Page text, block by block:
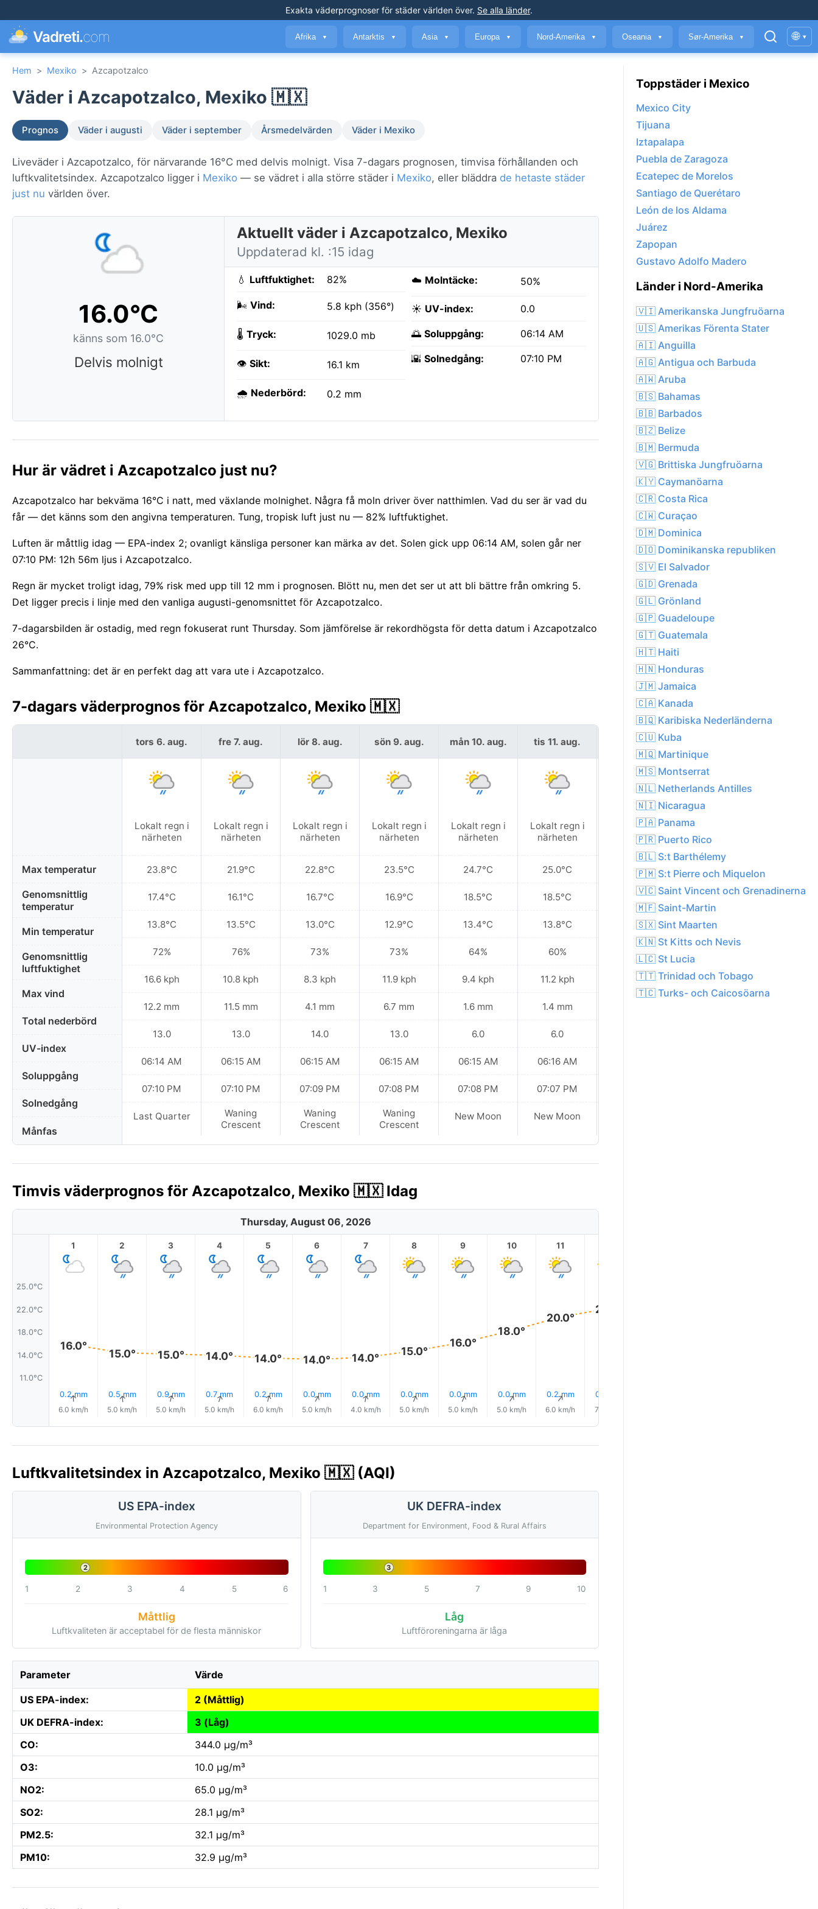
Exakta väderprognoser för städer världen över. Se alla länder.
Vadreti.com Afrika ▼ Antarktis ▼ Asia ▼ Europa ▼ Nord-Amerika ▼ Oseania ▼ Sør-Amerika ▼ 🌐 ▾
Hem > Mexiko > Azcapotzalco
Väder i Azcapotzalco, Mexiko 🇲🇽
Prognos Väder i augusti Väder i september Årsmedelvärden Väder i Mexiko
Liveväder i Azcapotzalco, för närvarande 16°C med delvis molnigt. Visa 7-dagars prognosen, timvisa förhållanden och
luftkvalitetsindex. Azcapotzalco ligger i Mexiko — se vädret i alla större städer i Mexiko, eller bläddra de hetaste städer
just nu världen över.
16.0°C
känns som 16.0°C
Delvis molnigt
Aktuellt väder i Azcapotzalco, Mexiko
Uppdaterad kl. :15 idag
💧 Luftfuktighet: 82%
🌬️ Vind: 5.8 kph (356°)
🌡️ Tryck: 1029.0 mb
👁️ Sikt: 16.1 km
🌧️ Nederbörd: 0.2 mm
☁️ Molntäcke: 50%
☀️ UV-index: 0.0
🌅 Soluppgång: 06:14 AM
🌇 Solnedgång: 07:10 PM
Hur är vädret i Azcapotzalco just nu?
Azcapotzalco har bekväma 16°C i natt, med växlande molnighet. Några få moln driver över natthimlen. Vad du ser är vad du
får — det känns som den angivna temperaturen. Tung, tropisk luft just nu — 82% luftfuktighet.
Luften är måttlig idag — EPA-index 2; ovanligt känsliga personer kan märka av det. Solen gick upp 06:14 AM, solen går ner
07:10 PM: 12h 56m ljus i Azcapotzalco.
Regn är mycket troligt idag, 79% risk med upp till 12 mm i prognosen. Blött nu, men det ser ut att bli bättre från omkring 5.
Det ligger precis i linje med den vanliga augusti-genomsnittet för Azcapotzalco.
7-dagarsbilden är ostadig, med regn fokuserat runt Thursday. Som jämförelse är rekordhögsta för detta datum i Azcapotzalco
26°C.
Sammanfattning: det är en perfekt dag att vara ute i Azcapotzalco.
7-dagars väderprognos för Azcapotzalco, Mexiko 🇲🇽
Max temperatur
Genomsnittlig
temperatur
Min temperatur
Genomsnittlig
luftfuktighet
Max vind
Total nederbörd
UV-index
Soluppgång
Solnedgång
Månfas
tors 6. aug.
Lokalt regn i
närheten
23.8°C
17.4°C
13.8°C
72%
16.6 kph
12.2 mm
13.0
06:14 AM
07:10 PM
Last Quarter
fre 7. aug.
Lokalt regn i
närheten
21.9°C
16.1°C
13.5°C
76%
10.8 kph
11.5 mm
13.0
06:15 AM
07:10 PM
Waning
Crescent
lör 8. aug.
Lokalt regn i
närheten
22.8°C
16.7°C
13.0°C
73%
8.3 kph
4.1 mm
14.0
06:15 AM
07:09 PM
Waning
Crescent
sön 9. aug.
Lokalt regn i
närheten
23.5°C
16.9°C
12.9°C
73%
11.9 kph
6.7 mm
13.0
06:15 AM
07:08 PM
Waning
Crescent
mån 10. aug.
Lokalt regn i
närheten
24.7°C
18.5°C
13.4°C
64%
9.4 kph
1.6 mm
6.0
06:15 AM
07:08 PM
New Moon
tis 11. aug.
Lokalt regn i
närheten
25.0°C
18.5°C
13.8°C
60%
11.2 kph
1.4 mm
6.0
06:16 AM
07:07 PM
New Moon
ons 12. aug.
Lokalt regn i
närheten
24.5°C
18.3°C
13.7°C
62%
14.8 kph
Timvis väderprognos för Azcapotzalco, Mexiko 🇲🇽 Idag
Thursday, August 06, 2026
25.0°C
22.0°C
18.0°C
14.0°C
11.0°C
1
16.0°
0.2 mm
↑
6.0 km/h
2
15.0°
0.5 mm
↑
5.0 km/h
3
15.0°
0.9 mm
↑
5.0 km/h
4
14.0°
0.7 mm
↑
5.0 km/h
5
14.0°
0.2 mm
↑
6.0 km/h
6
14.0°
0.0 mm
↑
5.0 km/h
7
14.0°
0.0 mm
↑
4.0 km/h
8
15.0°
0.0 mm
↑
5.0 km/h
9
16.0°
0.0 mm
↑
5.0 km/h
10
18.0°
0.0 mm
↑
5.0 km/h
11
20.0°
0.2 mm
↑
6.0 km/h
22.0°
0.6 mm
7.0 km/h
Luftkvalitetsindex in Azcapotzalco, Mexiko 🇲🇽 (AQI)
US EPA-index
Environmental Protection Agency
2
1 2 3 4 5 6
Måttlig
Luftkvaliteten är acceptabel för de flesta människor
UK DEFRA-index
Department for Environment, Food & Rural Affairs
3
1 3 5 7 9 10
Låg
Luftföroreningarna är låga
Parameter Värde
US EPA-index:
2 (Måttlig)
UK DEFRA-index:
3 (Låg)
CO:
344.0 µg/m³
O3:
10.0 µg/m³
NO2:
65.0 µg/m³
SO2:
28.1 µg/m³
PM2.5:
32.1 µg/m³
PM10:
32.9 µg/m³
Toppstäder i Mexico
Mexico City
Tijuana
Iztapalapa
Puebla de Zaragoza
Ecatepec de Morelos
Santiago de Querétaro
León de los Aldama
Juárez
Zapopan
Gustavo Adolfo Madero
Länder i Nord-Amerika
🇻🇮 Amerikanska Jungfruöarna
🇺🇸 Amerikas Förenta Stater
🇦🇮 Anguilla
🇦🇬 Antigua och Barbuda
🇦🇼 Aruba
🇧🇸 Bahamas
🇧🇧 Barbados
🇧🇿 Belize
🇧🇲 Bermuda
🇻🇬 Brittiska Jungfruöarna
🇰🇾 Caymanöarna
🇨🇷 Costa Rica
🇨🇼 Curaçao
🇩🇲 Dominica
🇩🇴 Dominikanska republiken
🇸🇻 El Salvador
🇬🇩 Grenada
🇬🇱 Grönland
🇬🇵 Guadeloupe
🇬🇹 Guatemala
🇭🇹 Haiti
🇭🇳 Honduras
🇯🇲 Jamaica
🇨🇦 Kanada
🇧🇶 Karibiska Nederländerna
🇨🇺 Kuba
🇲🇶 Martinique
🇲🇸 Montserrat
🇳🇱 Netherlands Antilles
🇳🇮 Nicaragua
🇵🇦 Panama
🇵🇷 Puerto Rico
🇧🇱 S:t Barthélemy
🇵🇲 S:t Pierre och Miquelon
🇻🇨 Saint Vincent och Grenadinerna
🇲🇫 Saint-Martin
🇸🇽 Sint Maarten
🇰🇳 St Kitts och Nevis
🇱🇨 St Lucia
🇹🇹 Trinidad och Tobago
🇹🇨 Turks- och Caicosöarna